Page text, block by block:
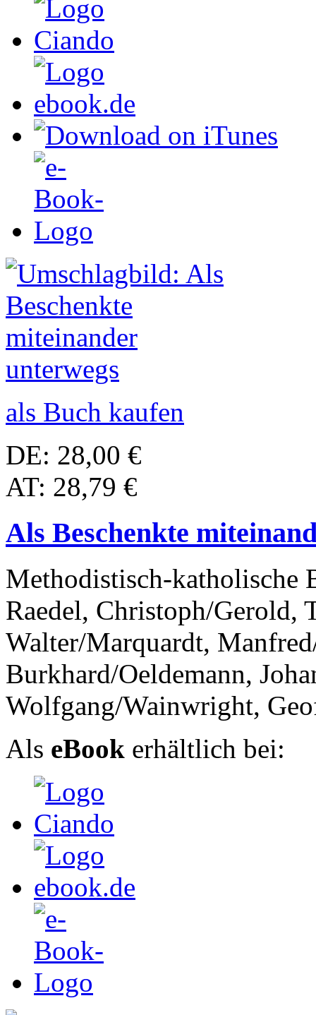
als Buch kaufen
DE: 28,00 €
AT: 28,79 €
Als Beschenkte
Methodistisch-katholische
Raedel, Christoph/Gerold,
Walter/Marquardt,
Burkhard/Oeldemann,
Wolfgang/Wainwright,
Als eBook erhältlich bei: